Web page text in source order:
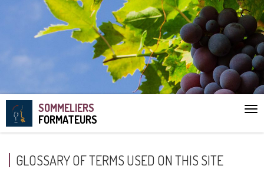
SOMMELIERS
FORMATEURS
GLOSSARY OF TERMS USED ON THIS SITE